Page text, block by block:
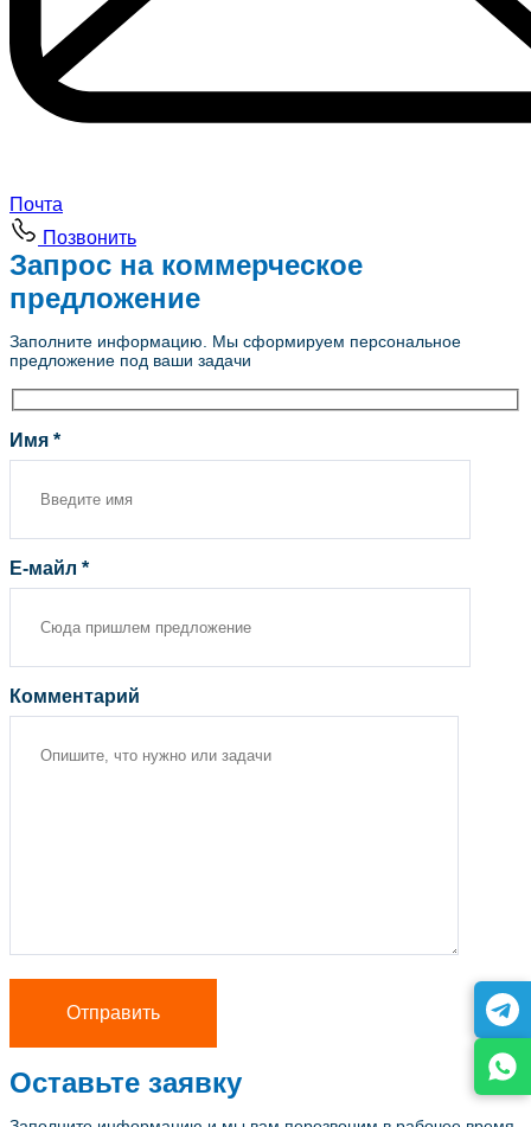
Почта
Позвонить
Запрос на коммерческое
предложение
Заполните информацию. Мы сформируем персональное
предложение под ваши задачи
Имя *
Е-майл *
Комментарий
Оставьте заявку